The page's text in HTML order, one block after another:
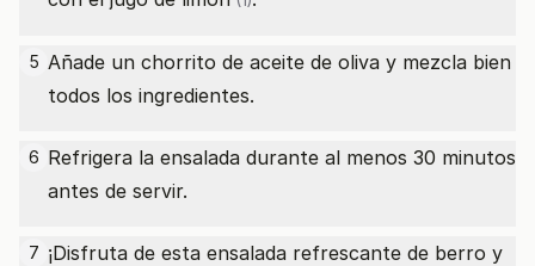
5 Añade un chorrito de aceite de oliva y mezcla bien
todos los ingredientes.
6 Refrigera la ensalada durante al menos 30 minutos
antes de servir.
7 ¡Disfruta de esta ensalada refrescante de berro y